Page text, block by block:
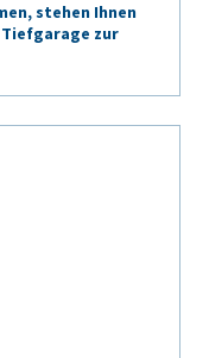
stehen Ihnen
zur